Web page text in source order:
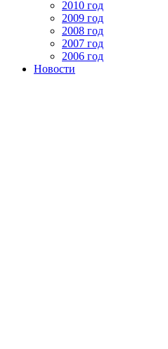
2010 год
2009 год
2008 год
2007 год
2006 год
Новости